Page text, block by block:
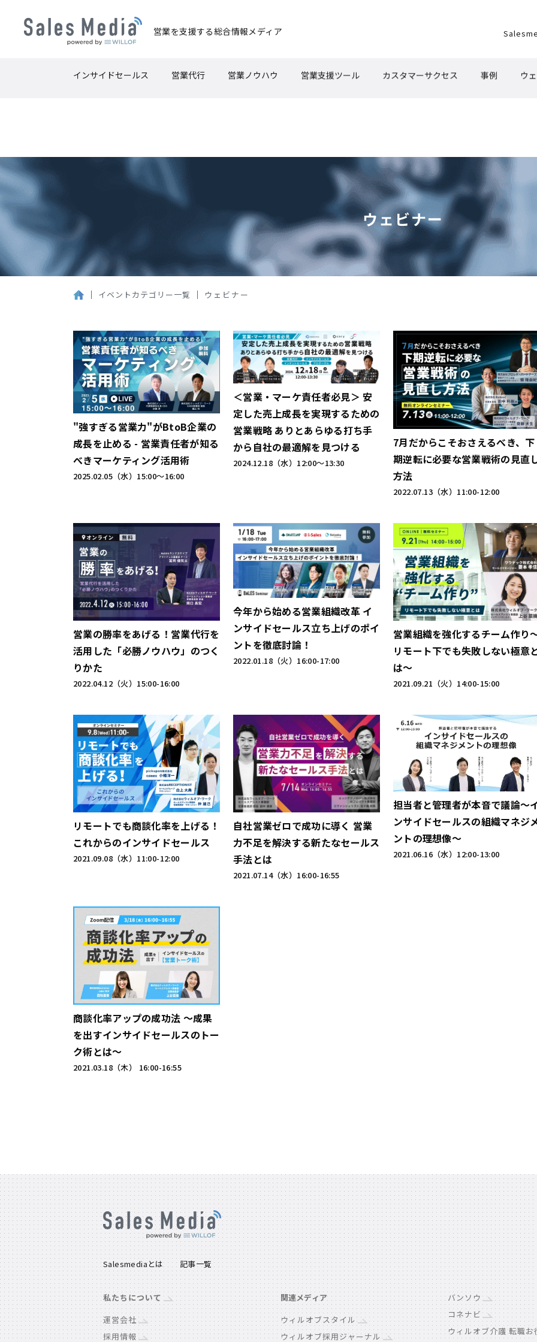
営業を支援する総合情報メディア
インサイドセールス 営業代行 営業ノウハウ 営業支援ツール カスタマーサクセス 事例 ウ
ウェビナー
イベントカテゴリー一覧 ウェビナー
"強すぎる営業力"がBtoB企業の
成長を止める - 営業責任者が知る
べきマーケティング活用術
2025.02.05（水） 15:00～16:00
＜営業・マーケ責任者必見＞ 安
定した売上成長を実現するための
営業戦略 ありとあらゆる打ち手
から自社の最適解を見つける
2024.12.18（水） 12:00～13:30
7月だからこそおさえるべき、下
期逆転に必要な営業戦術の見直
方法
2022.07.13（水） 11:00-12:00
営業の勝率をあげる！営業代行を
活用した「必勝ノウハウ」のつく
りかた
2022.04.12（火） 15:00-16:00
今年から始める営業組織改革 イ
ンサイドセールス立ち上げのポイ
ントを徹底討論！
2022.01.18（火） 16:00-17:00
営業組織を強化するチーム作り
リモート下でも失敗しない極意
は～
2021.09.21（火） 14:00-15:00
リモートでも商談化率を上げる！
これからのインサイドセールス
2021.09.08（水） 11:00-12:00
自社営業ゼロで成功に導く 営業
力不足を解決する新たなセールス
手法とは
2021.07.14（水） 16:00-16:55
担当者と管理者が本音で議論～
ンサイドセールスの組織マネジ
ントの理想像～
2021.06.16（水） 12:00-13:00
商談化率アップの成功法 ～成果
を出すインサイドセールスのトー
ク術とは～
2021.03.18（木） 16:00-16:55
Salesmediaとは 記事一覧
私たちについて
運営会社
採用情報
関連メディア
ウィルオブスタイル
ウィルオブ採用ジャーナル
バンソウ
コネナビ
ウィルオブ介護 転職お